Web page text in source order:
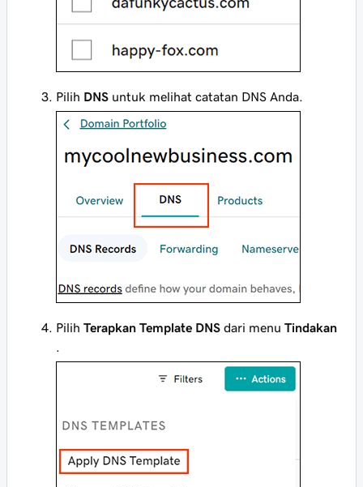
Pilih DNS untuk melihat catatan DNS Anda.
Pilih Terapkan Template DNS dari menu Tindakan